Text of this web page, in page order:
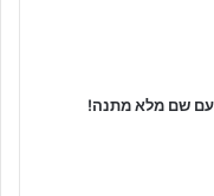
עם שם מלא מתנה!